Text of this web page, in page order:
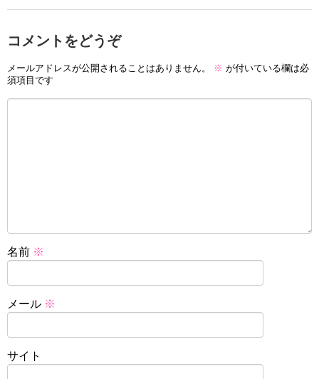
コメントをどうぞ
メールアドレスが公開されることはありません。 ※ が付いている欄は必
須項目です
名前 ※
メール ※
サイト